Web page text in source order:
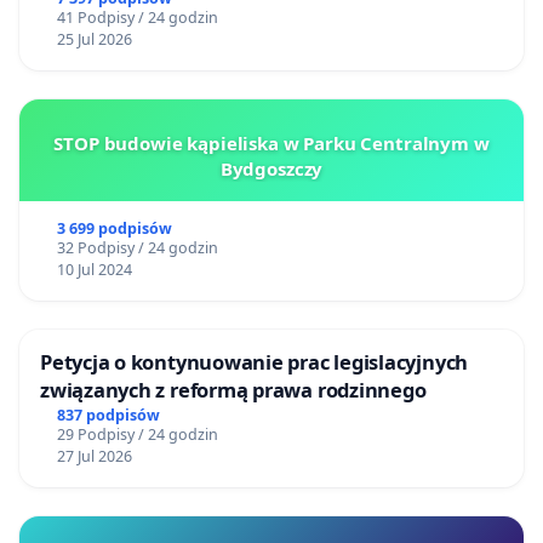
41 Podpisy / 24 godzin
25 Jul 2026
STOP budowie kąpieliska w Parku Centralnym w
Bydgoszczy
3 699 podpisów
32 Podpisy / 24 godzin
10 Jul 2024
Petycja o kontynuowanie prac legislacyjnych
związanych z reformą prawa rodzinnego
837 podpisów
29 Podpisy / 24 godzin
27 Jul 2026